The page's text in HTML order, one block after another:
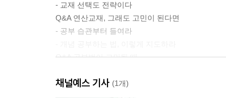
- 교재 선택도 전략이다
Q&A 연산교재, 그래도 고민이 된다면
- 공부 습관부터 들여라
Q&A 공부법이 고민될 때
- 3그룹: 수학이 매우 어려운 아이들을 위한 수학
채널예스 기사 (1개)